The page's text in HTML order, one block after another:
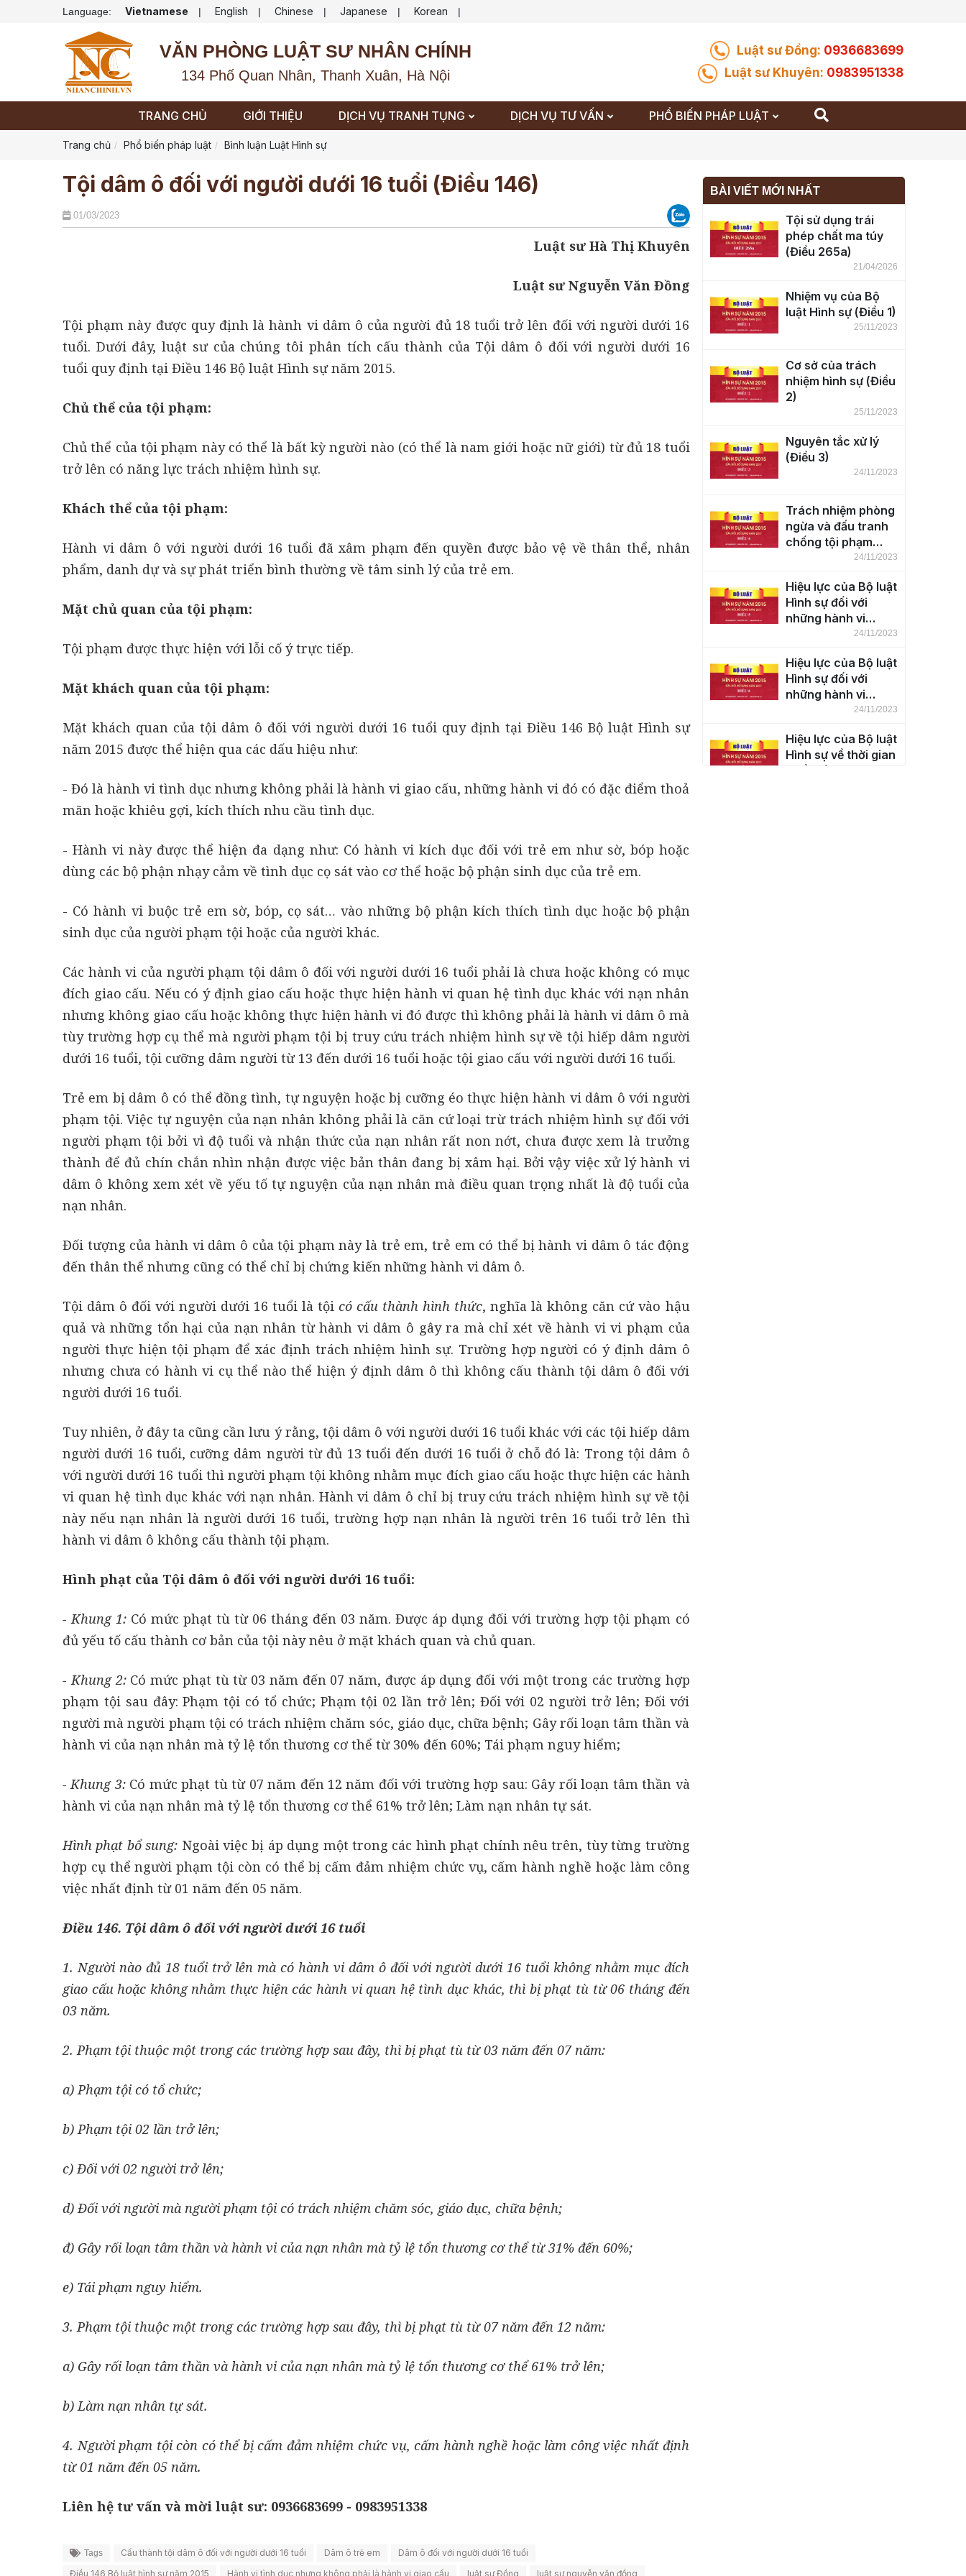
Language: Vietnamese | English | Chinese | Japanese | Korean |
VĂN PHÒNG LUẬT SƯ NHÂN CHÍNH
134 Phố Quan Nhân, Thanh Xuân, Hà Nội
Luật sư Đồng: 0936683699
Luật sư Khuyên: 0983951338
TRANG CHỦ GIỚI THIỆU DỊCH VỤ TRANH TỤNG DỊCH VỤ TƯ VẤN PHỔ BIẾN PHÁP LUẬT
Trang chủ Phổ biến pháp luật Bình luận Luật Hình sự
Tội dâm ô đối với người dưới 16 tuổi (Điều 146)
01/03/2023
Luật sư Hà Thị Khuyên
Luật sư Nguyễn Văn Đồng
Tội phạm này được quy định là hành vi dâm ô của người đủ 18 tuổi trở lên đối với người dưới 16
tuổi. Dưới đây, luật sư của chúng tôi phân tích cấu thành của Tội dâm ô đối với người dưới 16
tuổi quy định tại Điều 146 Bộ luật Hình sự năm 2015.
Chủ thể của tội phạm:
Chủ thể của tội phạm này có thể là bất kỳ người nào (có thể là nam giới hoặc nữ giới) từ đủ 18 tuổi
trở lên có năng lực trách nhiệm hình sự.
Khách thể của tội phạm:
Hành vi dâm ô với người dưới 16 tuổi đã xâm phạm đến quyền được bảo vệ về thân thể, nhân
phẩm, danh dự và sự phát triển bình thường về tâm sinh lý của trẻ em.
Mặt chủ quan của tội phạm:
Tội phạm được thực hiện với lỗi cố ý trực tiếp.
Mặt khách quan của tội phạm:
Mặt khách quan của tội dâm ô đối với người dưới 16 tuổi quy định tại Điều 146 Bộ luật Hình sự
năm 2015 được thể hiện qua các dấu hiệu như:
- Đó là hành vi tình dục nhưng không phải là hành vi giao cấu, những hành vi đó có đặc điểm thoả
mãn hoặc khiêu gợi, kích thích nhu cầu tình dục.
- Hành vi này được thể hiện đa dạng như: Có hành vi kích dục đối với trẻ em như sờ, bóp hoặc
dùng các bộ phận nhạy cảm về tình dục cọ sát vào cơ thể hoặc bộ phận sinh dục của trẻ em.
- Có hành vi buộc trẻ em sờ, bóp, cọ sát… vào những bộ phận kích thích tình dục hoặc bộ phận
sinh dục của người phạm tội hoặc của người khác.
Các hành vi của người phạm tội dâm ô đối với người dưới 16 tuổi phải là chưa hoặc không có mục
đích giao cấu. Nếu có ý định giao cấu hoặc thực hiện hành vi quan hệ tình dục khác với nạn nhân
nhưng không giao cấu hoặc không thực hiện hành vi đó được thì không phải là hành vi dâm ô mà
tùy trường hợp cụ thể mà người phạm tội bị truy cứu trách nhiệm hình sự về tội hiếp dâm người
dưới 16 tuổi, tội cưỡng dâm người từ 13 đến dưới 16 tuổi hoặc tội giao cấu với người dưới 16 tuổi.
Trẻ em bị dâm ô có thể đồng tình, tự nguyện hoặc bị cưỡng éo thực hiện hành vi dâm ô với người
phạm tội. Việc tự nguyện của nạn nhân không phải là căn cứ loại trừ trách nhiệm hình sự đối với
người phạm tội bởi vì độ tuổi và nhận thức của nạn nhân rất non nớt, chưa được xem là trưởng
thành để đủ chín chắn nhìn nhận được việc bản thân đang bị xâm hại. Bởi vậy việc xử lý hành vi
dâm ô không xem xét về yếu tố tự nguyện của nạn nhân mà điều quan trọng nhất là độ tuổi của
nạn nhân.
Đối tượng của hành vi dâm ô của tội phạm này là trẻ em, trẻ em có thể bị hành vi dâm ô tác động
đến thân thể nhưng cũng có thể chỉ bị chứng kiến những hành vi dâm ô.
Tội dâm ô đối với người dưới 16 tuổi là tộicó cấu thành hình thức, nghĩa là không căn cứ vào hậu
quả và những tổn hại của nạn nhân từ hành vi dâm ô gây ra mà chỉ xét về hành vi vi phạm của
người thực hiện tội phạm để xác định trách nhiệm hình sự. Trường hợp người có ý định dâm ô
nhưng chưa có hành vi cụ thể nào thể hiện ý định dâm ô thì không cấu thành tội dâm ô đối với
người dưới 16 tuổi.
Tuy nhiên, ở đây ta cũng cần lưu ý rằng, tội dâm ô với người dưới 16 tuổi khác với các tội hiếp dâm
người dưới 16 tuổi, cưỡng dâm người từ đủ 13 tuổi đến dưới 16 tuổi ở chỗ đó là: Trong tội dâm ô
với người dưới 16 tuổi thì người phạm tội không nhằm mục đích giao cấu hoặc thực hiện các hành
vi quan hệ tình dục khác với nạn nhân. Hành vi dâm ô chỉ bị truy cứu trách nhiệm hình sự về tội
này nếu nạn nhân là người dưới 16 tuổi, trường hợp nạn nhân là người trên 16 tuổi trở lên thì
hành vi dâm ô không cấu thành tội phạm.
Hình phạt của Tội dâm ô đối với người dưới 16 tuổi:
- Khung 1: Có mức phạt tù từ 06 tháng đến 03 năm. Được áp dụng đối với trường hợp tội phạm có
đủ yếu tố cấu thành cơ bản của tội này nêu ở mặt khách quan và chủ quan.
- Khung 2:Có mức phạt tù từ 03 năm đến 07 năm, được áp dụng đối với một trong các trường hợp
phạm tội sau đây: Phạm tội có tổ chức; Phạm tội 02 lần trở lên; Đối với 02 người trở lên; Đối với
người mà người phạm tội có trách nhiệm chăm sóc, giáo dục, chữa bệnh; Gây rối loạn tâm thần và
hành vi của nạn nhân mà tỷ lệ tổn thương cơ thể từ 30% đến 60%; Tái phạm nguy hiểm;
- Khung 3:Có mức phạt tù từ 07 năm đến 12 năm đối với trường hợp sau: Gây rối loạn tâm thần và
hành vi của nạn nhân mà tỷ lệ tổn thương cơ thể 61% trở lên; Làm nạn nhân tự sát.
Hình phạt bổ sung: Ngoài việc bị áp dụng một trong các hình phạt chính nêu trên, tùy từng trường
hợp cụ thể người phạm tội còn có thể bị cấm đảm nhiệm chức vụ, cấm hành nghề hoặc làm công
việc nhất định từ 01 năm đến 05 năm.
Điều 146. Tội dâm ô đối với người dưới 16 tuổi
1. Người nào đủ 18 tuổi trở lên mà có hành vi dâm ô đối với người dưới 16 tuổi không nhằm mục đích
giao cấu hoặc không nhằm thực hiện các hành vi quan hệ tình dục khác, thì bị phạt tù từ 06 tháng đến
03 năm.
2. Phạm tội thuộc một trong các trường hợp sau đây, thì bị phạt tù từ 03 năm đến 07 năm:
a) Phạm tội có tổ chức;
b) Phạm tội 02 lần trở lên;
c) Đối với 02 người trở lên;
d) Đối với người mà người phạm tội có trách nhiệm chăm sóc, giáo dục, chữa bệnh;
đ) Gây rối loạn tâm thần và hành vi của nạn nhân mà tỷ lệ tổn thươngcơ thể từ 31% đến 60%;
e) Tái phạm nguy hiểm.
3. Phạm tội thuộc một trong các trường hợp sau đây, thì bị phạt tù từ 07 năm đến 12 năm:
a) Gây rối loạn tâm thần và hành vi của nạn nhân mà tỷ lệ tổn thươngcơ thể 61% trở lên;
b) Làm nạn nhân tự sát.
4. Người phạm tội còn có thể bị cấm đảm nhiệm chức vụ, cấm hành nghề hoặc làm công việc nhất định
từ 01 năm đến 05 năm.
Liên hệ tư vấn và mời luật sư: 0936683699 - 0983951338
Tags Cấu thành tội dâm ô đối với người dưới 16 tuổi Dâm ô trẻ em
Dâm ô đối với người dưới 16 tuổi
Điều 146 Bộ luật hình sự năm 2015
Hành vi tình dục nhưng không phải là hành vi giao cấu luật sư Đồng luật sư nguyễn văn đồng
BÀI VIẾT MỚI NHẤT
Tội sử dụng trái
phép chất ma túy
(Điều 265a)
21/04/2026
Nhiệm vụ của Bộ
luật Hình sự (Điều 1)
25/11/2023
Cơ sở của trách
nhiệm hình sự (Điều
2)
25/11/2023
Nguyên tắc xử lý
(Điều 3)
24/11/2023
Trách nhiệm phòng
ngừa và đấu tranh
chống tội phạm
24/11/2023
Hiệu lực của Bộ luật
Hình sự đối với
những hành vi
phạm tội trên lãnh
xã hội chủ nghĩa
Việt Nam (Điều 5)
24/11/2023
Hiệu lực của Bộ luật
Hình sự đối với
những hành vi
phạm tội ở ngoài
hòa xã hội chủ
nghĩa Việt Nam
24/11/2023
Hiệu lực của Bộ luật
Hình sự về thời gian
(Điều 7)